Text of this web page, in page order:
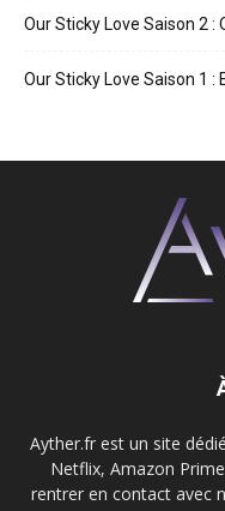
Our Sticky Love Saison 2 :
Our Sticky Love Saison 1 :
Ayther.fr est un site
Netflix, Amazon
rentrer en contact avec